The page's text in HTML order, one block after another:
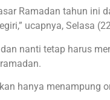
Ramadan tahun ini
ucapnya, Selasa
nanti tetap harus
hanya menampung